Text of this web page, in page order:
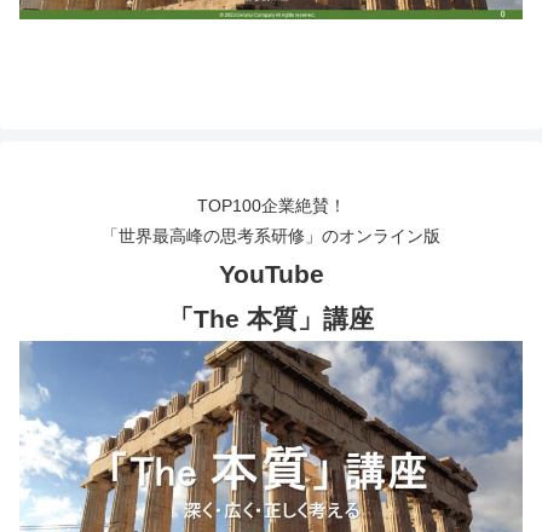
TOP100企業絶賛！
「世界最高峰の思考系研修」のオンライン版
YouTube
「The 本質」講座